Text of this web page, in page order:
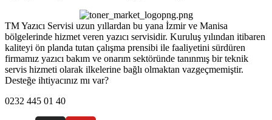
TM Yazıcı Servisi uzun yıllardan bu yana İzmir ve Manisa
bölgelerinde hizmet veren yazıcı servisidir. Kuruluş yılından itibaren
kaliteyi ön planda tutan çalışma prensibi ile faaliyetini sürdüren
firmamız yazıcı bakım ve onarım sektöründe tanınmış bir teknik
servis hizmeti olarak ilkelerine bağlı olmaktan vazgeçmemiştir.
Desteğe ihtiyacınız mı var?
0232 445 01 40